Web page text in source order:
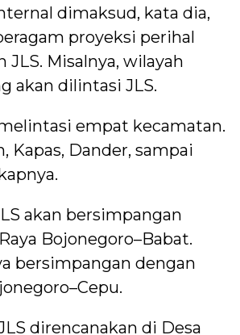
dimaksud, kata dia,
proyeksi perihal
JLS. Misalnya, wilayah
akan dilintasi JLS.
empat kecamatan.
Kapas, Dander, sampai
akan bersimpangan
Bojonegoro–Babat.
bersimpangan dengan
direncanakan di Desa